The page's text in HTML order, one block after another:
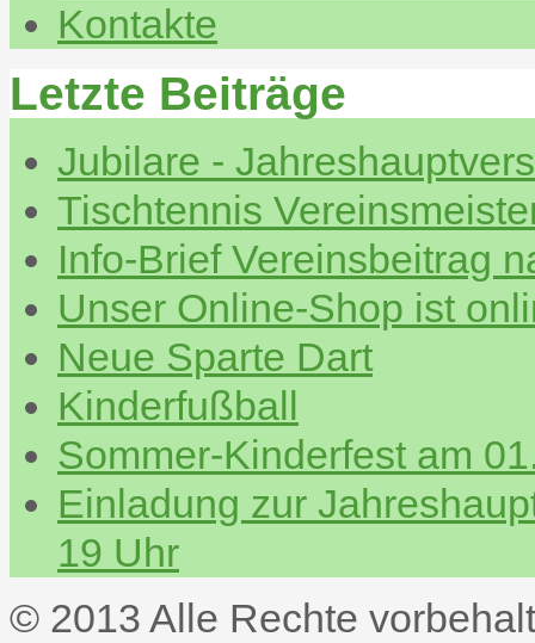
Kontakte
Letzte Beiträge
Jubilare -
Tischtennis
Info-Brief Vereinsbeitrag
Unser Online-Shop ist
Neue Sparte Dart
Kinderfußball
Sommer-Kinderfest am
Einladung zur
19 Uhr
© 2013 Alle Rechte